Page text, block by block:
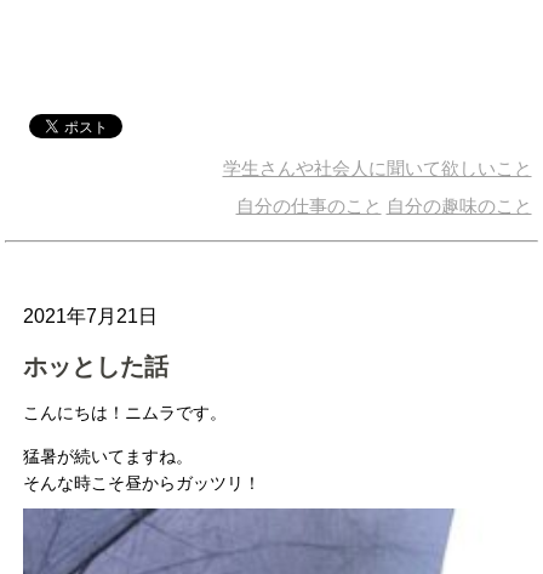
学生さんや社会人に聞いて欲しいこと
自分の仕事のこと 自分の趣味のこと
2021年7月21日
ホッとした話
こんにちは！ニムラです。
猛暑が続いてますね。
そんな時こそ昼からガッツリ！